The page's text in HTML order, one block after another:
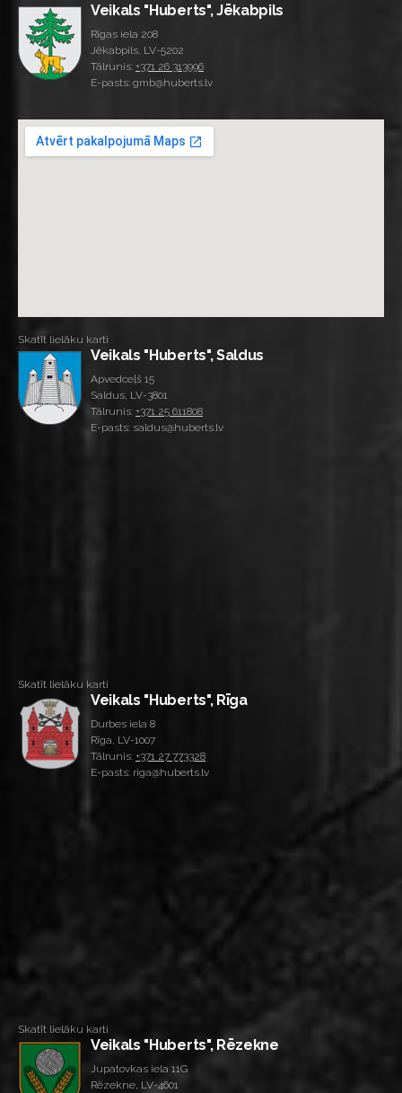
Veikals "Huberts", Jēkabpils
Rīgas iela 208
Jēkabpils, LV-5202
Tālrunis: +371 26 313996
E-pasts: gmb@huberts.lv
Skatīt lielāku karti
Veikals "Huberts", Saldus
Apvedceļš 15
Saldus, LV-3801
Tālrunis: +371 25 611808
E-pasts: saldus@huberts.lv
Skatīt lielāku karti
Veikals "Huberts", Rīga
Durbes iela 8
Rīga, LV-1007
Tālrunis: +371 27 773328
E-pasts: riga@huberts.lv
Skatīt lielāku karti
Veikals "Huberts", Rēzekne
Jupatovkas iela 11G
Rēzekne, LV-4601